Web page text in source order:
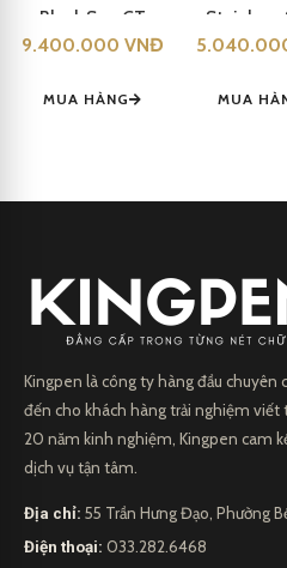
Black Sea GT
Fountain Pen
9.400.000 VNĐ
MUA HÀNG
Stainless
GT
MUA
Kingpen là công ty hàng đầu chuyên
đến cho khách hàng trải nghiệm viết
20 năm kinh nghiệm, Kingpen cam
dịch vụ tận tâm.
Địa chỉ: 55 Trần Hưng Đạo, Phường
Điện thoại: 033.282.6468